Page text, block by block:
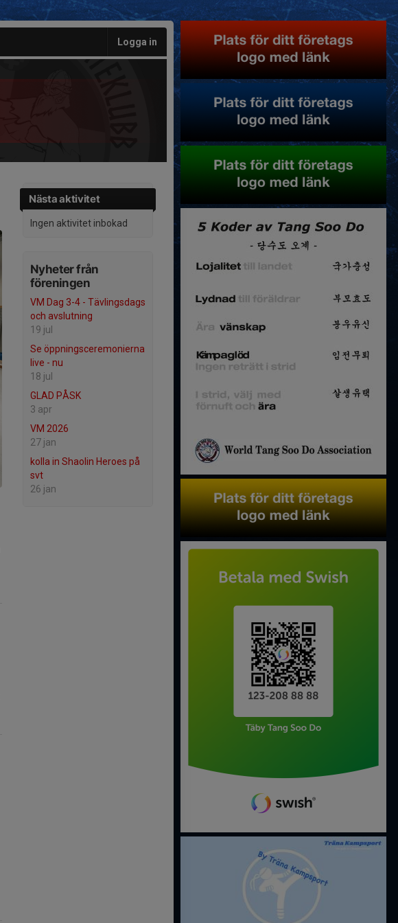
Logga in
Nästa aktivitet
Ingen aktivitet inbokad
Nyheter från
föreningen
VM Dag 3-4 - Tävlingsdags
och avslutning
19 jul
Se öppningsceremonierna
live - nu
18 jul
GLAD PÅSK
3 apr
VM 2026
27 jan
kolla in Shaolin Heroes på
svt
26 jan